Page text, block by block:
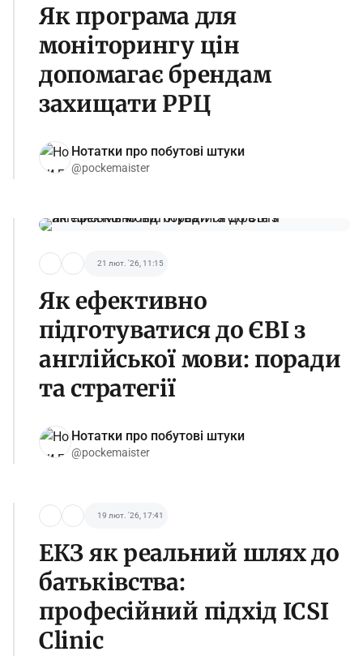
Як програма для
моніторингу цін
допомагає брендам
захищати РРЦ
Нотатки про побутові штуки
@pockemaister
21 лют. '26, 11:15
Як ефективно
підготуватися до ЄВІ з
англійської мови: поради
та стратегії
Нотатки про побутові штуки
@pockemaister
19 лют. '26, 17:41
ЕКЗ як реальний шлях до
батьківства:
професійний підхід ICSI
Clinic